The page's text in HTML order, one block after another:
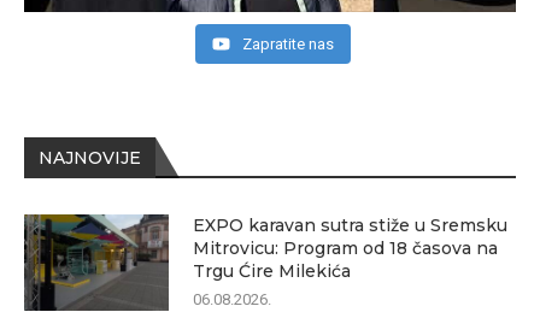
NAJNOVIJE
EXPO karavan sutra stiže u Sremsku
Mitrovicu: Program od 18 časova na
Trgu Ćire Milekića
06.08.2026.
Zapratite nas